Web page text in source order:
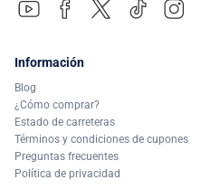
Información
Blog
¿Cómo comprar?
Estado de carreteras
Términos y condiciones de cupones
Preguntas frecuentes
Política de privacidad